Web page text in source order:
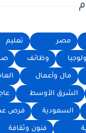
مصر تعليم
وظائف
مال وأعمال
الشرق الأوسط
السعودية فرص
فنون وثقافة